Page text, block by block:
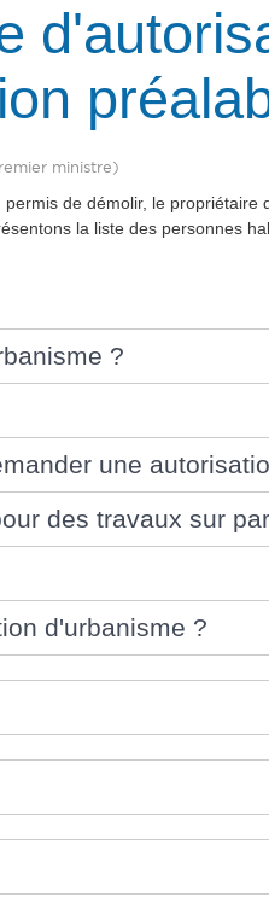
ministre)
de démolir, le
la liste des personnes
?
une
des travaux sur
d'urbanisme ?